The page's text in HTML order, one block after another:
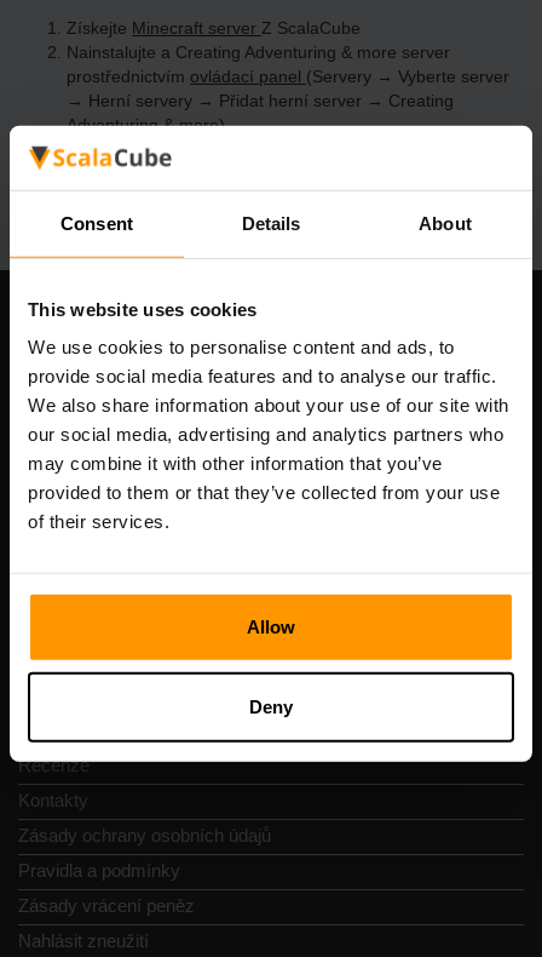
Consent Details About
This website uses cookies
We use cookies to personalise content and ads, to
provide social media features and to analyse our traffic.
We also share information about your use of our site with
our social media, advertising and analytics partners who
may combine it with other information that you’ve
provided to them or that they’ve collected from your use
of their services.
Allow
Deny
Získejte Minecraft server Z ScalaCube
Nainstalujte a Creating Adventuring & more server
prostřednictvím ovládací panel (Servery → Vyberte server
→ Herní servery → Přidat herní server → Creating
Adventuring & more)
Užijte si hraní na serveru!
Scalable Hosting Solutions OÜ
IČO: 14652605
DIČ: EE102133820
Adresa: Harju maakond, Tallinn, Kesklinna linnaosa,
Recenze
Kontakty
Zásady ochrany osobních údajů
Pravidla a podmínky
Zásady vrácení peněz
Nahlásit zneužití